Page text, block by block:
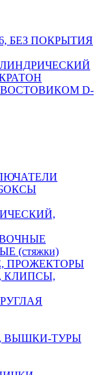
БЕЗ ПОКРЫТИЯ
КРАТОН
D-
(стяжки)
ПРОЖЕКТОРЫ
КЛИПСЫ,
ВЫШКИ-ТУРЫ